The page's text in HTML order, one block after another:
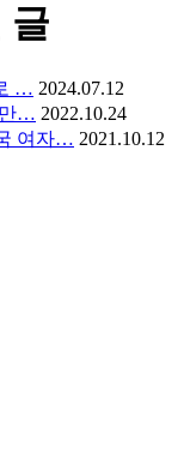
글
… 2024.07.12
만… 2022.10.24
여자… 2021.10.12